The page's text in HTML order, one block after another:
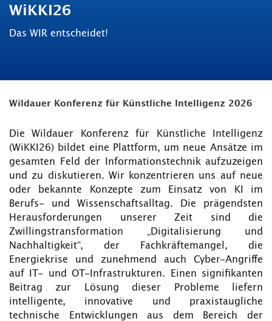
WiKKI26
Das WIR entscheidet!
Wildauer Konferenz für Künstliche Intelligenz 2026
Die Wildauer Konferenz für Künstliche Intelligenz
(WiKKI26) bildet eine Plattform, um neue Ansätze im
gesamten Feld der Informationstechnik aufzuzeigen
und zu diskutieren. Wir konzentrieren uns auf neue
oder bekannte Konzepte zum Einsatz von KI im
Berufs- und Wissenschaftsalltag. Die prägendsten
Herausforderungen unserer Zeit sind die
Zwillingstransformation „Digitalisierung und
Nachhaltigkeit“, der Fachkräftemangel, die
Energiekrise und zunehmend auch Cyber-Angriffe
auf IT- und OT-Infrastrukturen. Einen signifikanten
Beitrag zur Lösung dieser Probleme liefern
intelligente, innovative und praxistaugliche
technische Entwicklungen aus dem Bereich der